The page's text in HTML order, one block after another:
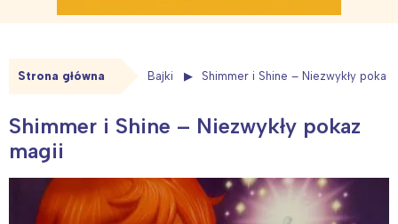
Strona główna Bajki Shimmer i Shine – Niezwykły pokaz
Shimmer i Shine – Niezwykły pokaz
magii